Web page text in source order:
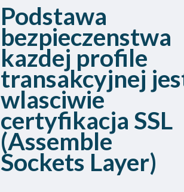
Podstawa
bezpieczenstwa
kazdej profile
transakcyjnej
wlasciwie
certyfikacja SSL
(Assemble
Sockets Layer)